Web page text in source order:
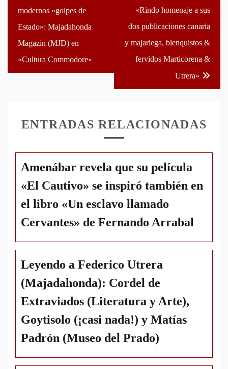
de
entradas
modernos «golpes de
Estado»: Majadahonda
Magazin (MJD) en
«Cultura Commodore»
«Rindo homenaje a sus
dos publicaciones canaria
y majariega, bienquistos &
fervidos Marticorena &
Utrera»
ENTRADAS RELACIONADAS
Amenábar revela que su película
«El Cautivo» se inspiró también en
el libro «Un esclavo llamado
Cervantes» de Fernando Arrabal
Leyendo a Federico Utrera
(Majadahonda): Cordel de
Extraviados (Literatura y Arte),
Goytisolo (¡casi nada!) y Matías
Padrón (Museo del Prado)